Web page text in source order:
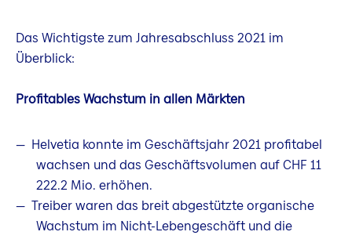
Das Wichtigste zum Jahresabschluss 2021 im
Überblick:
Profitables Wachstum in allen Märkten
Helvetia konnte im Geschäftsjahr 2021 profitabel
wachsen und das Geschäftsvolumen auf CHF 11
222.2 Mio. erhöhen.
Treiber waren das breit abgestützte organische
Wachstum im Nicht-Lebengeschäft und die